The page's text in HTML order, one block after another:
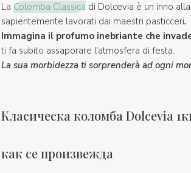
La Colomba Classicadi Dolcevia è un inno
sapientemente lavorati dai maestri pasticceri.
Immagina il profumo inebriante che
ti fa subito assaporare l'atmosfera di festa.
La sua morbidezza ti sorprenderà ad ogni
Класическа коломба Dolcevia
как се произвежда